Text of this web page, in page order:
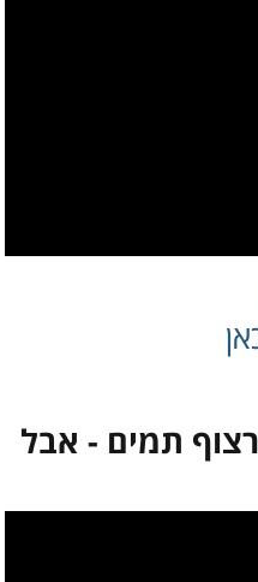
תמים - אבל